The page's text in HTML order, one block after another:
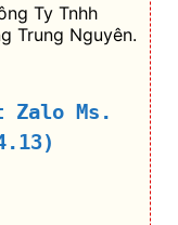
Ty Tnhh
Trung Nguyên.
Zalo Ms.